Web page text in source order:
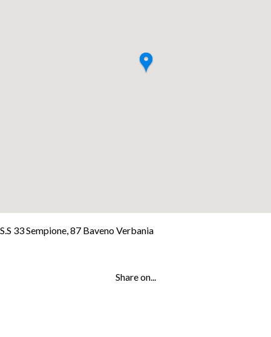
+
S.S 33 Sempione, 87 Baveno Verbania
Share on...